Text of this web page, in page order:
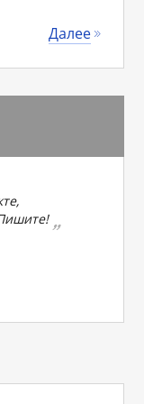
Далее